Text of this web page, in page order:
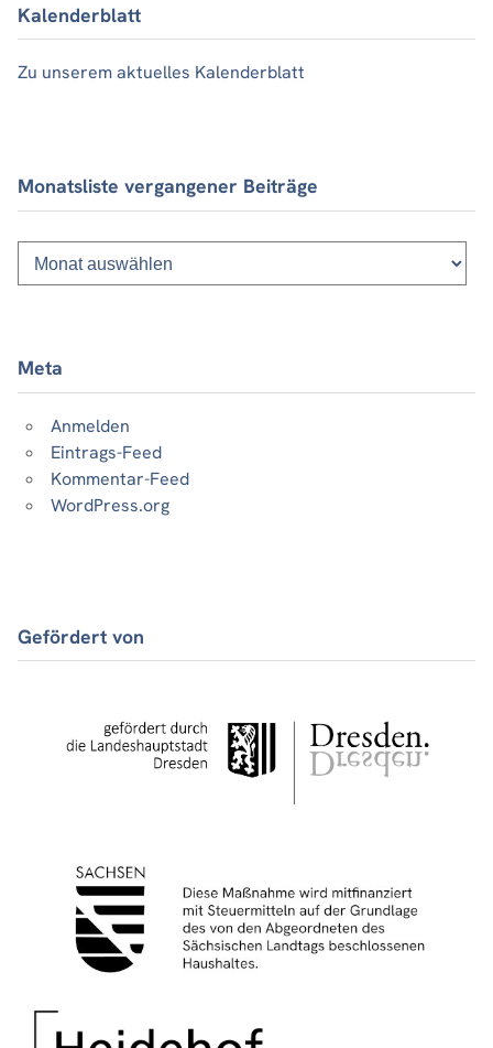
Kalenderblatt
Zu unserem aktuelles Kalenderblatt
Monatsliste vergangener Beiträge
Monatsliste
vergangener
Beiträge
Meta
Anmelden
Eintrags-Feed
Kommentar-Feed
WordPress.org
Gefördert von